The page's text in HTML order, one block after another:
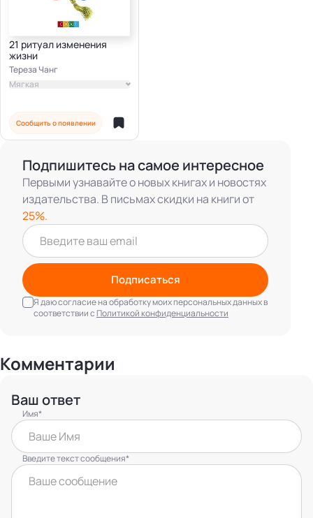
21 ритуал изменения
жизни
Тереза Чанг
Мягкая
Сообщить о появлении
Подпишитесь на самое интересное
Первыми узнавайте о новых книгах и новостях
издательства. В письмах скидки на книги от
25%.
Подписаться
Я даю согласие на обработку моих персональных данных в
соответствии с Политикой конфиденциальности
Комментарии
Ваш ответ
Имя*
Введите текст сообщения*